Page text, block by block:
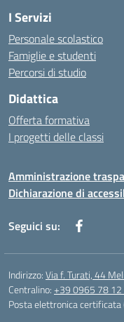
I Servizi
Personale scolastico
Famiglie e studenti
Percorsi di studio
Didattica
Offerta formativa
I progetti delle classi
Amministrazione
Dichiarazione di
Seguici su:
Indirizzo:Via f. Turati, 44
Centralino:+39 0965 78
Posta elettronica certificata